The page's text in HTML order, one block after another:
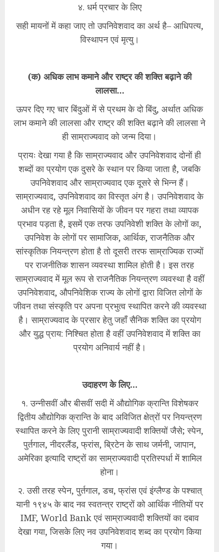
४. धर्म प्रचार के लिए
सही मायनों में कहा जाए तो उपनिवेशवाद का अर्थ है– आधिपत्य,
विस्थापन एवं मृत्यु।
(क) अधिक लाभ कमाने और राष्ट्र की शक्ति बढ़ाने की
लालसा…
ऊपर दिए गए चार बिंदुओं में से प्रथम के दो बिंदु, अर्थात अधिक
लाभ कमाने की लालसा और राष्ट्र की शक्ति बढ़ाने की लालसा ने
ही साम्राज्यवाद को जन्म दिया।
प्रायः देखा गया है कि साम्राज्यवाद और उपनिवेशवाद दोनों ही
शब्दों का प्रयोग एक दुसरे के स्थान पर किया जाता है, जबकि
उपनिवेशवाद और साम्राज्यवाद एक दूसरे से भिन्न हैं।
साम्राज्यवाद, उपनिवेशवाद का विस्तृत अंग है। उपनिवेशवाद के
अधीन रह रहे मूल निवासियों के जीवन पर गहरा तथा व्यापक
प्रभाव पड़ता है, इसमें एक तरफ उपनिवेशी शक्ति के लोगों का,
उपनिवेश के लोगों पर सामाजिक, आर्थिक, राजनैतिक और
सांस्कृतिक नियन्त्रण होता है तो दूसरी तरफ साम्राज्यिक राज्यों
पर राजनीतिक शासन व्यवस्था शामिल होती है। इस तरह
साम्राज्यवाद में मूल रूप से राजनैतिक नियन्त्रण व्यवस्था है वहीं
उपनिवेशवाद, औपनिवेशिक राज्य के लोगों द्वारा विजित लोगों के
जीवन तथा संस्कृति पर अपना प्रभुत्व स्थापित करने की व्यवस्था
है। साम्राज्यवाद के प्रसार हेतु जहाँ सैनिक शक्ति का प्रयोग
और युद्ध प्राय: निश्चित होता है वहीं उपनिवेशवाद में शक्ति का
प्रयोग अनिवार्य नहीं है।
उदाहरण के लिए…
१. उन्नीसवीं और बीसवीं सदी में औद्योगिक क्रान्ति विशेषकर
द्वितीय औद्योगिक क्रान्ति के बाद अविजित क्षेत्रों पर नियन्त्रण
स्थापित करने के लिए पुरानी साम्राज्यवादी शक्तियों जैसे; स्पेन,
पुर्तगाल, नीदरलैंड, फ्रांस, ब्रिटेन के साथ जर्मनी, जापान,
अमेरिका इत्यादि राष्ट्रों का साम्राज्यवादी प्रतिस्पर्धा में शामिल
होना।
२. उसी तरह स्पेन, पुर्तगाल, डच, फ्रांस एवं इंग्लैण्ड के पश्चात्
यानी १९४५ के बाद नव स्वतन्त्र राष्ट्रों को आर्थिक नीतियों पर
IMF, World Bank एवं साम्राज्यवादी शक्तियों का दबाव
देखा गया, जिसके लिए नव उपनिवेशवाद शब्द का प्रयोग किया
गया।